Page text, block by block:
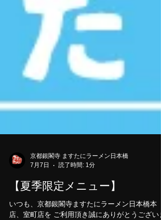
7月7日
読了時間: 1分
【夏季限定メニュー】